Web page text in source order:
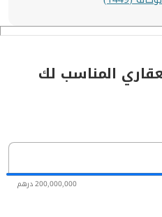
المناسب لك
200,000,000 درهم